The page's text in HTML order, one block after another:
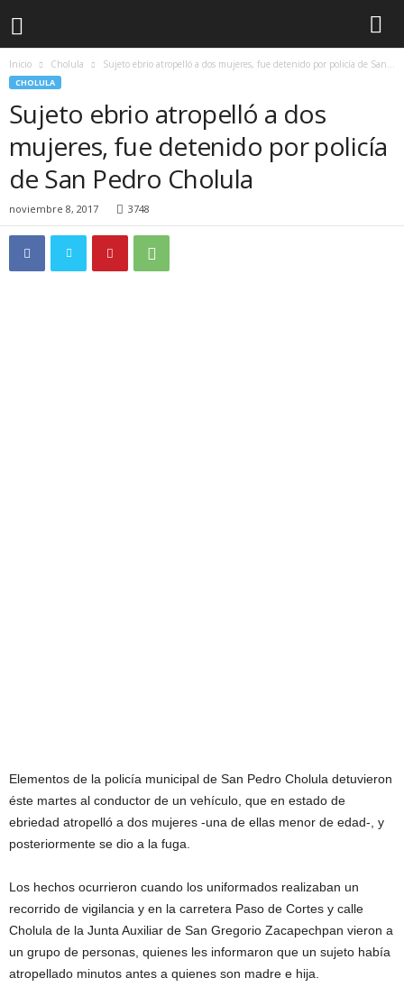
Inicio Cholula Sujeto ebrio atropelló a dos mujeres, fue detenido por policía de San...
CHOLULA
Sujeto ebrio atropelló a dos
mujeres, fue detenido por policía
de San Pedro Cholula
noviembre 8, 2017 3748
Elementos de la policía municipal de San Pedro Cholula detuvieron
éste martes al conductor de un vehículo, que en estado de
ebriedad atropelló a dos mujeres -una de ellas menor de edad-, y
posteriormente se dio a la fuga.
Los hechos ocurrieron cuando los uniformados realizaban un
recorrido de vigilancia y en la carretera Paso de Cortes y calle
Cholula de la Junta Auxiliar de San Gregorio Zacapechpan vieron a
un grupo de personas, quienes les informaron que un sujeto había
atropellado minutos antes a quienes son madre e hija.